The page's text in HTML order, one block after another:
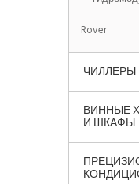
Rover
ЧИЛЛЕРЫ
ВИННЫЕ
И ШКАФЫ